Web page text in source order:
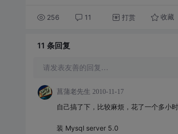
256 11 打赏 收藏
11 条回复
请发表友善的回复…
菖蒲老先生 2010-11-17
自己搞了下，比较麻烦，花了一个多小时
装 Mysql server 5.0